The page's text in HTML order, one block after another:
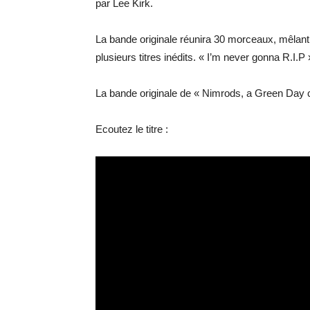
par Lee Kirk.
La bande originale réunira 30 morceaux,
plusieurs titres inédits. « I’m never gonna
La bande originale de « Nimrods, a Green
Ecoutez le titre :